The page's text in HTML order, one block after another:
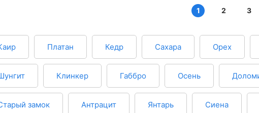
1 2 3
Платан Кедр Сахара Орех
Клинкер Габбро Осень
замок Антрацит Янтарь Сиена